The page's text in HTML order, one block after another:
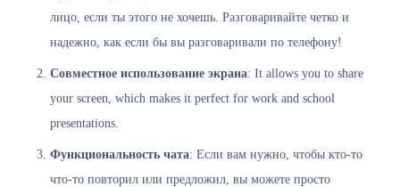
лицо, если ты этого не хочешь. Разговаривайте четко и
надежно, как если бы вы разговаривали по телефону!
Совместное использование экрана: It allows you to share
your screen, which makes it perfect for work and school
presentations.
Функциональность чата: Если вам нужно, чтобы кто-то
что-то повторил или предложил, вы можете просто